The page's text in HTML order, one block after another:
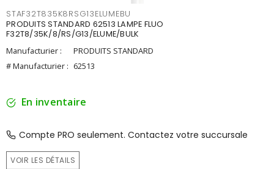
STAF32T835K8RSG13ELUMEBU
PRODUITS STANDARD 62513 LAMPE FLUO
F32T8/35K/8/RS/G13/ELUME/BULK
Manufacturier :
PRODUITS STANDARD
# Manufacturier : 62513
En inventaire
Compte PRO seulement. Contactez votre succursale
VOIR LES DÉTAILS